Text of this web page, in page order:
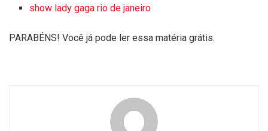
show lady gaga rio de janeiro
PARABÉNS! Você já pode ler essa matéria grátis.